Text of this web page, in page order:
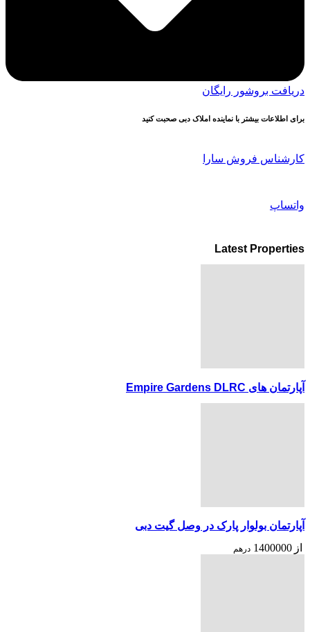
دریافت بروشور رایگان
برای اطلاعات بیشتر با نماینده املاک دبی صحبت کنید
کارشناس فروش سارا
واتساپ
Latest Properties
آپارتمان های Empire Gardens DLRC
آپارتمان بولوار پارک در وصل گیت دبی
از 1400000 درهم